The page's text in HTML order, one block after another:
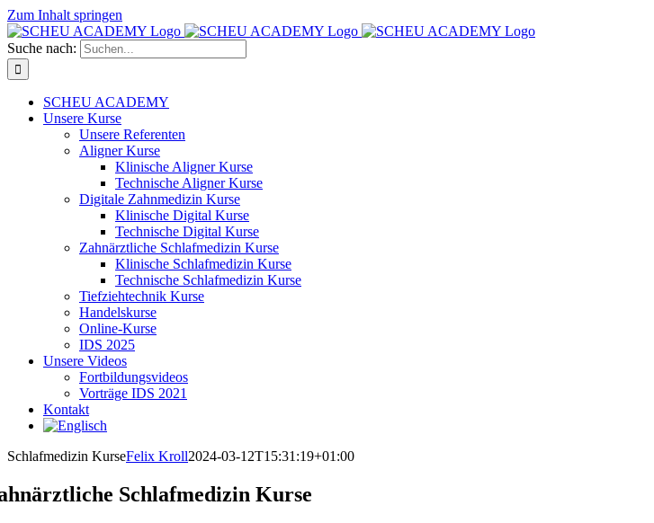
Zum Inhalt springen
Suche nach:
SCHEU ACADEMY
Unsere Kurse
Unsere Referenten
Aligner Kurse
Klinische Aligner Kurse
Technische Aligner Kurse
Digitale Zahnmedizin Kurse
Klinische Digital Kurse
Technische Digital Kurse
Zahnärztliche Schlafmedizin Kurse
Klinische Schlafmedizin Kurse
Technische Schlafmedizin Kurse
Tiefziehtechnik Kurse
Handelskurse
Online-Kurse
IDS 2025
Unsere Videos
Fortbildungsvideos
Vorträge IDS 2021
Kontakt
Schlafmedizin KurseFelix Kroll2024-03-12T15:31:19+01:00
Schlafmedizin Kurse